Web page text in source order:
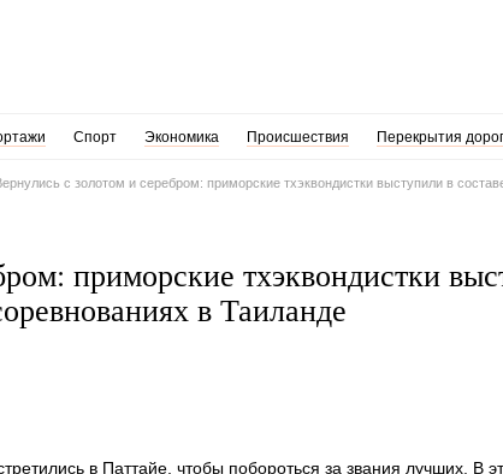
Спорт Экономика Происшествия Перекрытия дорог
с золотом и серебром: приморские тхэквондистки выступили в
приморские тхэквондистки
в Таиланде
в Паттайе, чтобы побороться за звания лучших. В